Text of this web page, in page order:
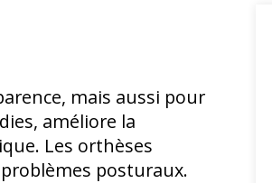
mais aussi pour
améliore la
Les orthèses
posturaux.